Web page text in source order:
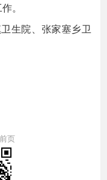
。
生院、张家塞乡卫
页